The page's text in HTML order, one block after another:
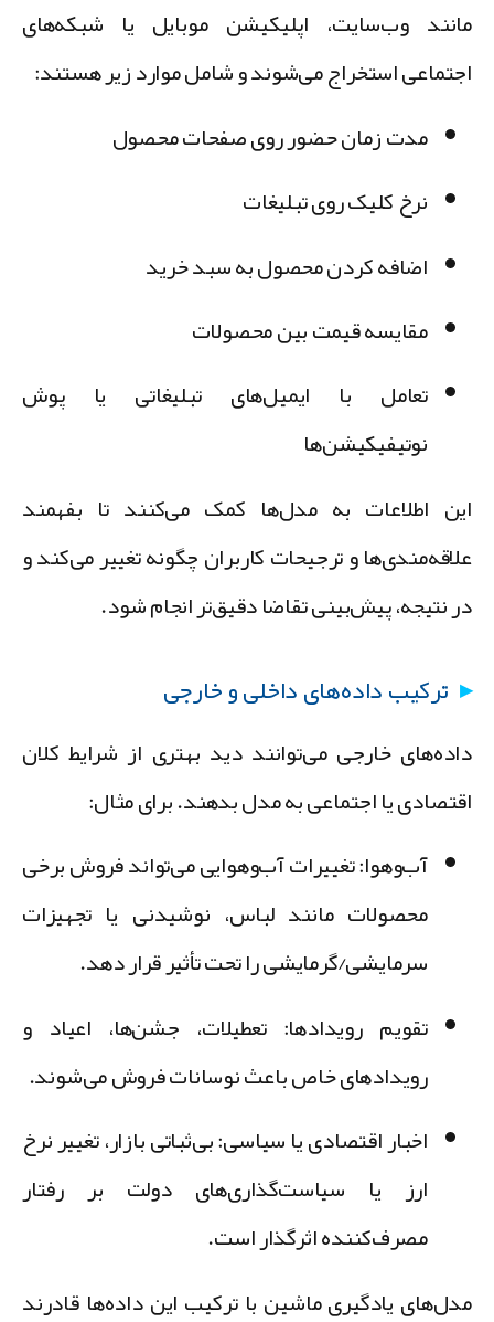
وب‌سایت، اپلیکیشن موبایل یا شبکه‌های
استخراج می‌شوند و شامل موارد زیر هستند:
مدت زمان حضور روی صفحات محصول
نرخ کلیک روی تبلیغات
اضافه کردن محصول به سبد خرید
مقایسه قیمت بین محصولات
تعامل با ایمیل‌های تبلیغاتی یا پوش
نوتیفیکیشن‌ها
اطلاعات به مدل‌ها کمک می‌کنند تا بفهمند
و ترجیحات کاربران چگونه تغییر می‌کند و
نتیجه، پیش‌بینی تقاضا دقیق‌تر انجام شود.
ترکیب داده‌های داخلی و خارجی
خارجی می‌توانند دید بهتری از شرایط کلان
یا اجتماعی به مدل بدهند. برای مثال:
آب‌وهوا:تغییرات آب‌وهوایی می‌تواند فروش برخی
محصولات مانند لباس، نوشیدنی یا تجهیزات
سرمایشی/گرمایشی را تحت تأثیر قرار دهد.
تقویم رویدادها:تعطیلات، جشن‌ها، اعیاد و
رویدادهای خاص باعث نوسانات فروش می‌شوند.
اخبار اقتصادی یا سیاسی:بی‌ثباتی بازار، تغییر نرخ
ارز یا سیاست‌گذاری‌های دولت بر رفتار
مصرف‌کننده اثرگذار است.
یادگیری ماشین با ترکیب این داده‌ها قادرند